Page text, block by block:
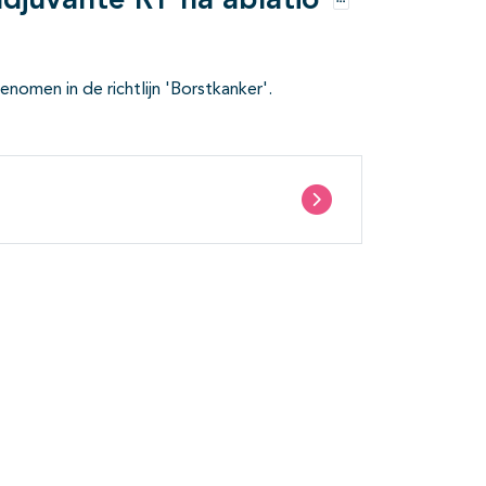
Opties
in de richtlijn 'Borstkanker'.